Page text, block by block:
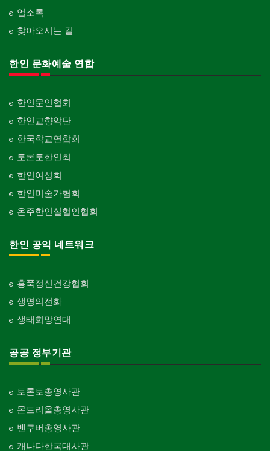
업소록
찾아오시는 길
한인 문화예술 연합
한인문인협회
한인교향악단
한국학교연합회
토론토한인회
한인여성회
한인미술가협회
온주한인실협인협회
한인 공익 네트워크
홍푹정신건강협회
생명의전화
생태희망연대
공공 정부기관
토론토총영사관
몬트리올총영사관
벤쿠버총영사관
캐나다한국대사관